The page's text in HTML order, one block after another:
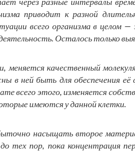
приводит к разной
всего организма в целом
Осталось только
меняется качественный
в ней быть для обеспечения
всего этого, изменяется
имеются у данной клетки.
насыщать второе
тех пор, пока концентрация